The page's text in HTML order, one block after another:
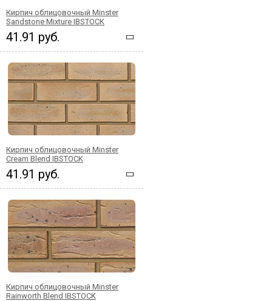
Кирпич облицовочный Minster
Sandstone Mixture IBSTOCK
41.91 руб.
Кирпич облицовочный Minster
Cream Blend IBSTOCK
41.91 руб.
Кирпич облицовочный Minster
Rainworth Blend IBSTOCK